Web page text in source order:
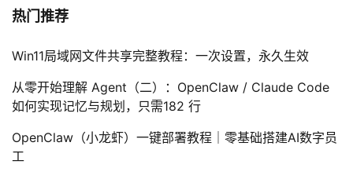
热门推荐
Win11局域网文件共享完整教程：一次设置，永久生效
从零开始理解 Agent（二）：OpenClaw / Claude Code
如何实现记忆与规划，只需182 行
OpenClaw（小龙虾）一键部署教程｜零基础搭建AI数字员
工